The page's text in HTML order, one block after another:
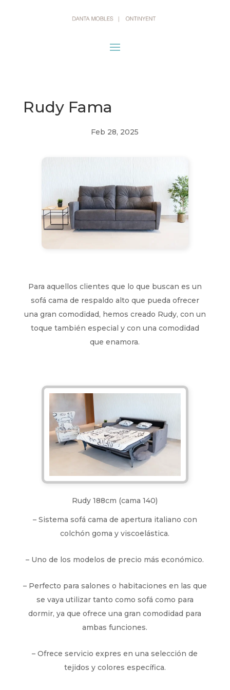
Rudy Fama
Feb 28, 2025
Para aquellos clientes que lo que buscan es un
sofá cama de respaldo alto que pueda ofrecer
una gran comodidad, hemos creado Rudy, con un
toque también especial y con una comodidad
que enamora.
Rudy 188cm (cama 140)
– Sistema sofá cama de apertura italiano con
colchón goma y viscoelástica.
– Uno de los modelos de precio más económico.
– Perfecto para salones o habitaciones en las que
se vaya utilizar tanto como sofá como para
dormir, ya que ofrece una gran comodidad para
ambas funciones.
– Ofrece servicio expres en una selección de
tejidos y colores específica.